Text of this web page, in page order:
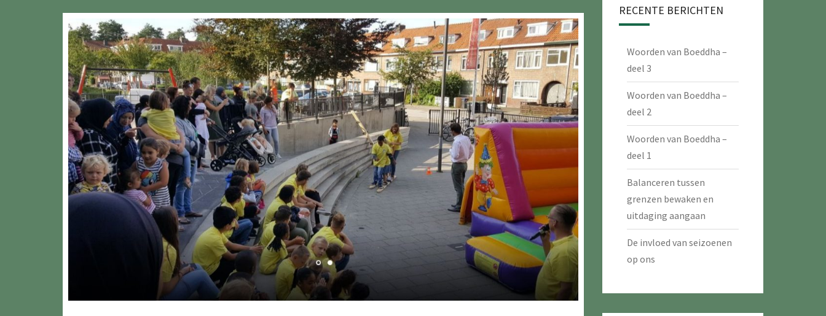
RECENTE BERICHTEN
Woorden van Boeddha –
deel 3
Woorden van Boeddha –
deel 2
Woorden van Boeddha –
deel 1
Balanceren tussen
grenzen bewaken en
uitdaging aangaan
De invloed van seizoenen
op ons